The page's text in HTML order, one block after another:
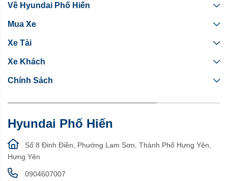
Về Hyundai Phố Hiến
Mua Xe
Xe Tải
Xe Khách
Chính Sách
Hyundai Phố Hiến
Số 8 Đinh Điền, Phường Lam Sơn, Thành Phố Hưng Yên,
Hưng Yên
0904607007